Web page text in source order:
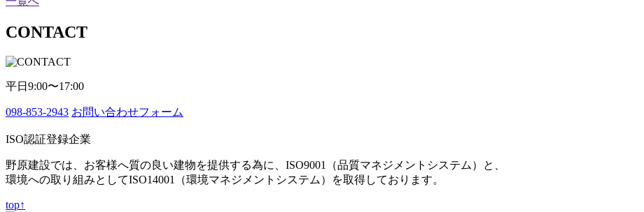
CONTACT
平日9:00〜17:00
098-853-2943 お問い合わせフォーム
ISO認証登録企業
野原建設では、お客様へ質の良い建物を提供する為に、ISO9001（品質マネジメントシステム）と、
環境への取り組みとしてISO14001（環境マネジメントシステム）を取得しております。
top↑